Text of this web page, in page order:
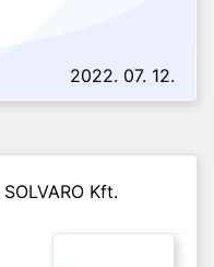
2022. 07. 12.
SOLVARO Kft.